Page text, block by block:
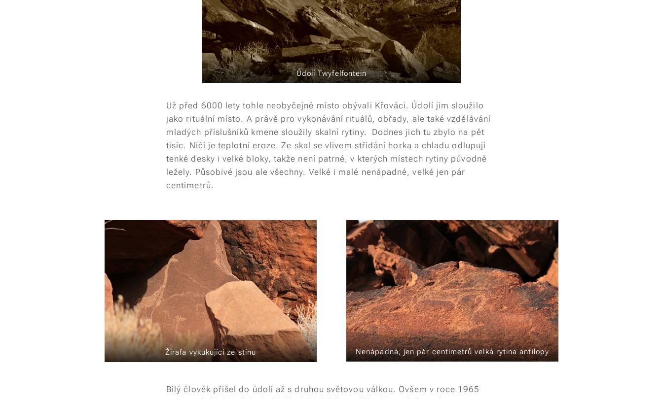
Údolí Twyfelfontein
Už před 6000 lety tohle neobyčejné místo obývali Křováci. Údolí jim sloužilo
jako rituální místo. A právě pro vykonávání rituálů, obřady, ale také vzdělávání
mladých příslušníků kmene sloužily skalní rytiny. Dodnes jich tu zbylo na pět
tisíc. Ničí je teplotní eroze. Ze skal se vlivem střídání horka a chladu odlupují
tenké desky i velké bloky, takže není patrné, v kterých místech rytiny původně
ležely. Působivé jsou ale všechny. Velké i malé nenápadné, velké jen pár
centimetrů.
Žirafa vykukující ze stínu Nenápadná, jen pár centimetrů velká rytina antilopy
Bílý člověk přišel do údolí až s druhou světovou válkou. Ovšem v roce 1965